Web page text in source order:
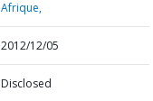
Afrique,
2012/12/05
Disclosed